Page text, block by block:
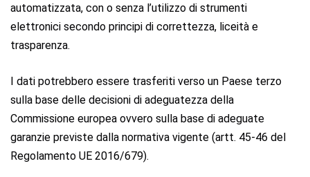
automatizzata, con o senza l’utilizzo di strumenti
elettronici secondo principi di correttezza, liceità e
trasparenza.
I dati potrebbero essere trasferiti verso un Paese terzo
sulla base delle decisioni di adeguatezza della
Commissione europea ovvero sulla base di adeguate
garanzie previste dalla normativa vigente (artt. 45-46 del
Regolamento UE 2016/679).